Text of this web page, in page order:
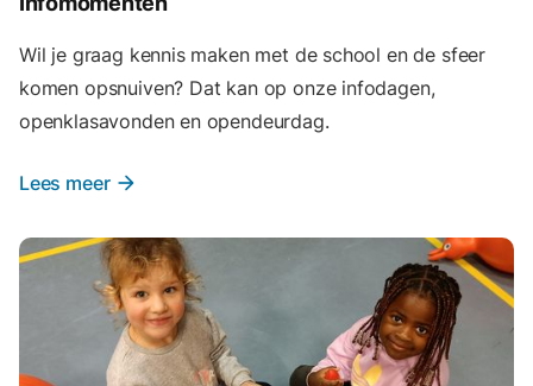
Wil je graag kennis maken met de school en de sfeer
komen opsnuiven? Dat kan op onze infodagen,
openklasavonden en opendeurdag.
Lees meer arrow_forward